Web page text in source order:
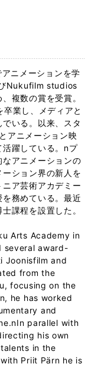
ニメーションを学
Nukufilm studios
複数の賞を受賞。
業し、メディアと
いる。以来、スタ
アニメーション映
躍している。nプ
アニメーションの
ション界の新人を
ア芸術アカデミー
務めている。最近
課程を設置した。
Arts Academy in
several award-
Joonisfilm and
from the
focusing on the
he has worked
and
parallel with
his own
in the
Priit Pärn he is